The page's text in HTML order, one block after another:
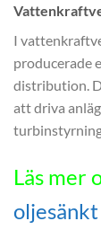
I
producerade
distribution.
att driva
Läs mer